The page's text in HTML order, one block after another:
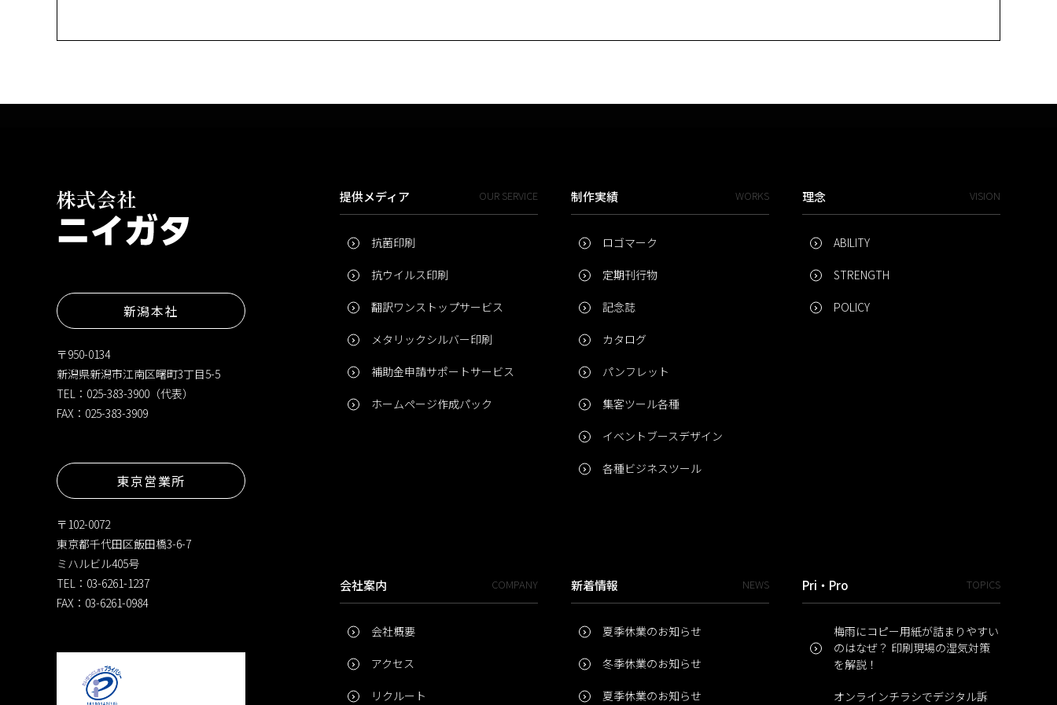
新潟本社
〒950-0134
新潟県新潟市江南区曙町3丁目5-5
TEL：025-383-3900（代表）
FAX：025-383-3909
東京営業所
〒102-0072
東京都千代田区飯田橋3-6-7
ミハルビル405号
TEL：03-6261-1237
FAX：03-6261-0984
提供メディア OUR SERVICE
抗菌印刷
抗ウイルス印刷
翻訳ワンストップサービス
メタリックシルバー印刷
補助金申請サポートサービス
ホームページ作成パック
制作実績 WORKS
ロゴマーク
定期刊行物
記念誌
カタログ
パンフレット
集客ツール各種
イベントブースデザイン
各種ビジネスツール
理念 VISION
ABILITY
STRENGTH
POLICY
会社案内 COMPANY
会社概要
アクセス
リクルート
新着情報 NEWS
夏季休業のお知らせ
冬季休業のお知らせ
夏季休業のお知らせ
Pri・Pro TOPICS
梅雨にコピー用紙が詰まりやすい
のはなぜ？ 印刷現場の湿気対策
を解説！
オンラインチラシでデジタル訴